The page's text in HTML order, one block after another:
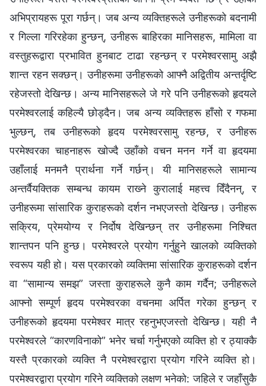
अभिप्रायहरू पूरा गर्छन्। जब अन्य व्यक्तिहरूले उनीहरूको बदनामी
र गिल्ला गरिरहेका हुन्छन्, उनीहरू बाहिरका मानिसहरू, मामिला वा
वस्तुहरूद्वारा प्रभावित हुनबाट टाढा रहन्छन् र परमेश्‍वरसामु अझै
शान्त रहन सक्छन्। उनीहरूमा उनीहरूको आफ्नै अद्वितीय अन्तर्दृष्टि
रहेजस्तो देखिन्छ। अन्य मानिसहरूले जे गरे पनि उनीहरूको हृदयले
परमेश्‍वरलाई कहिल्यै छोड्दैन। जब अन्य व्यक्तिहरू हाँसो र गफमा
भुल्छन्, तब उनीहरूको हृदय परमेश्‍वरसामु रहन्छ, र उनीहरू
परमेश्‍वरका चाहनाहरू खोज्दै उहाँको वचन मनन गर्ने वा हृदयमा
उहाँलाई मनमनै प्रार्थना गर्ने गर्छन्। यी मानिसहरूले सामान्य
अन्तर्वैयक्तिक सम्बन्ध कायम राख्‍ने कुरालाई महत्त्व दिँदैनन्, र
उनीहरूमा सांसारिक कुराहरूको दर्शन नभएजस्तो देखिन्छ। उनीहरू
सक्रिय, प्रेमयोग्य र निर्दोष देखिन्छन् तर उनीहरूमा निश्‍चित
शान्तपन पनि हुन्छ। परमेश्‍वरले प्रयोग गर्नुहुने खालको व्यक्तिको
स्वरूप यही हो। यस प्रकारको व्यक्तिमा सांसारिक कुराहरूको दर्शन
वा “सामान्य समझ” जस्ता कुराहरूले कुनै काम गर्दैन; उनीहरूले
आफ्नो सम्पूर्ण हृदय परमेश्‍वरका वचनमा अर्पित गरेका हुन्छन् र
उनीहरूको हृदयमा परमेश्‍वर मात्र रहनुभएजस्तो देखिन्छ। यही नै
परमेश्‍वरले “कारणविनाको” भनेर चर्चा गर्नुभएको व्यक्ति हो र ठ्याक्‍कै
यस्तै प्रकारको व्यक्ति नै परमेश्‍वरद्वारा प्रयोग गरिने व्यक्ति हो।
परमेश्‍वरद्वारा प्रयोग गरिने व्यक्तिको लक्षण भनेको: जहिले र जहाँसुकै